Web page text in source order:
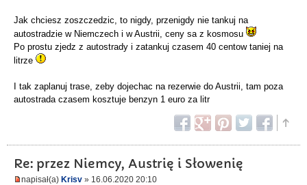
Jak chciesz zoszczedzic, to nigdy, przenigdy nie tankuj na
autostradzie w Niemczech i w Austrii, ceny sa z kosmosu
Po prostu zjedz z autostrady i zatankuj czasem 40 centow taniej na
litrze
I tak zaplanuj trase, zeby dojechac na rezerwie do Austrii, tam poza
autostrada czasem kosztuje benzyn 1 euro za litr
Re: przez Niemcy, Austrię i Słowenię
napisał(a) Krisv » 16.06.2020 20:10